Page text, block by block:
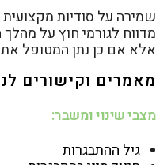
שמירה על סודיות מקצועית
מדווח לגורמי חוץ על
אלא אם כן נתן המטופל את
מאמרים וקישורים
מצבי שינוי ומשבר:
גיל ההתבגרות